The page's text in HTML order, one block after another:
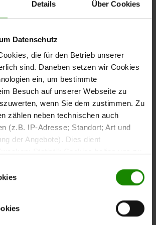
Details Über Cookies
Datenschutz
die für den Betrieb unserer
sind. Daneben setzen wir Cookies
ein, um bestimmte
Besuch auf unserer Webseite zu
wenn Sie dem zustimmen. Zu
zählen neben technischen auch
(z.B. IP-Adresse; Standort; Art und
der Angebote). Dies dient
Informationen sammeln und sie
statistische Zwecke auszuwerten.
helfen uns, Ihnen personalisierte
Social-Media-Cookies ermöglichen
Medikontur Serie 1952
– Liegefläche ca. 90 x 200
Medikontur Serie 1953